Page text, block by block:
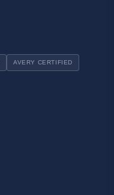
AVERY CERTIFIED